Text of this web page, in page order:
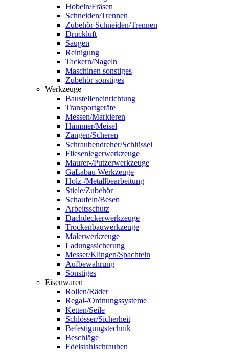
Hobeln/Fräsen
Schneiden/Trennen
Zubehör Schneiden/Trennen
Druckluft
Saugen
Reinigung
Tackern/Nageln
Maschinen sonstiges
Zubehör sonstiges
Werkzeuge
Baustelleneinrichtung
Transportgeräte
Messen/Markieren
Hämmer/Meisel
Zangen/Scheren
Schraubendreher/Schlüssel
Fliesenlegerwerkzeuge
Maurer-/Putzerwerkzeuge
GaLabau Werkzeuge
Holz-/Metallbearbeitung
Stiele/Zubehör
Schaufeln/Besen
Arbeitsschutz
Dachdeckerwerkzeuge
Trockenbauwerkzeuge
Malerwerkzeuge
Ladungssicherung
Messer/Klingen/Spachteln
Aufbewahrung
Sonstiges
Eisenwaren
Rollen/Räder
Regal-/Ordnungssysteme
Ketten/Seile
Schlösser/Sicherheit
Befestigungstechnik
Beschläge
Edelstahlschrauben